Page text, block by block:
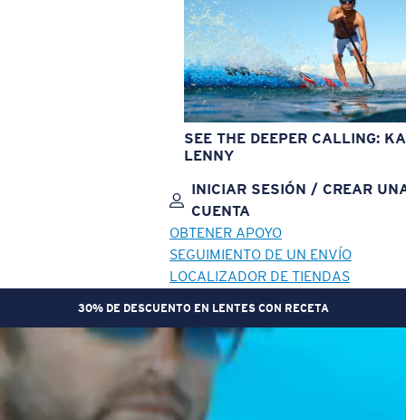
SEE THE DEEPER CALLING:
LENNY
INICIAR SESIÓN / CREAR
CUENTA
OBTENER APOYO
SEGUIMIENTO DE UN ENVÍO
LOCALIZADOR DE TIENDAS
30% DE DESCUENTO EN LENTES CON RECETA
OBJETIVO ACTUALIZADO¡AGREGADO AL CARRITO!